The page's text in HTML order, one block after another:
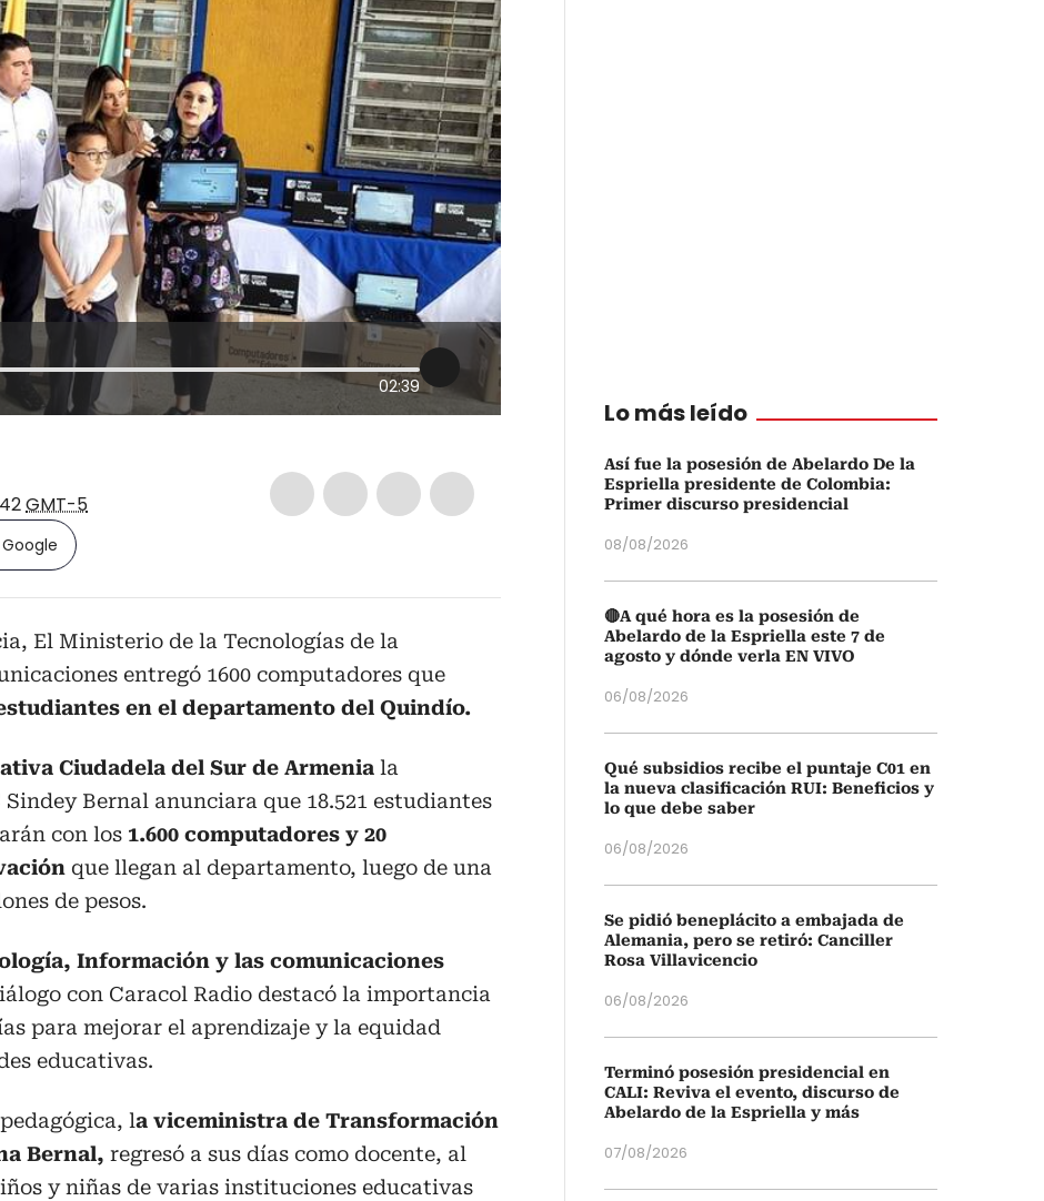
02:39
GMT-5
El Ministerio de la Tecnologías de la
entregó 1600 computadores que
en el departamento del Quindío.
Ciudadela del Sur de Armenia la
Bernal anunciara que 18.521 estudiantes
con los 1.600 computadores y 20
que llegan al departamento, luego de una
de pesos.
Información y las comunicaciones
con Caracol Radio destacó la importancia
para mejorar el aprendizaje y la equidad
educativas.
la viceministra de Transformación
Bernal, regresó a sus días como docente, al
y niñas de varias instituciones educativas
Lo más leído
Así fue la posesión de Abelardo De la
Espriella presidente de Colombia:
Primer discurso presidencial
08/08/2026
🔴A qué hora es la posesión de
Abelardo de la Espriella este 7 de
agosto y dónde verla EN VIVO
06/08/2026
Qué subsidios recibe el puntaje C01 en
la nueva clasificación RUI: Beneficios y
lo que debe saber
06/08/2026
Se pidió beneplácito a embajada de
Alemania, pero se retiró: Canciller
Rosa Villavicencio
06/08/2026
Terminó posesión presidencial en
CALI: Reviva el evento, discurso de
Abelardo de la Espriella y más
07/08/2026